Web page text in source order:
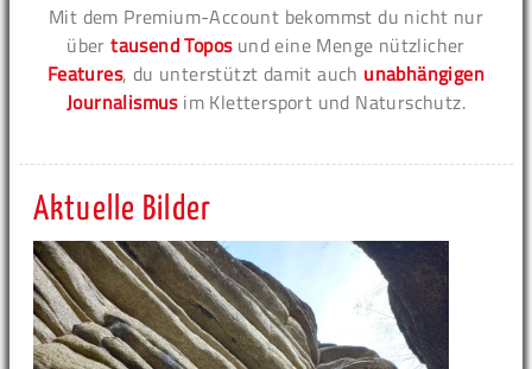
Mit dem Premium-Account bekommst du nicht nur
übertausend Toposund eine Menge nützlicher
Features, du unterstützt damit auch unabhängigen
Journalismusim Klettersport und Naturschutz.
Aktuelle Bilder